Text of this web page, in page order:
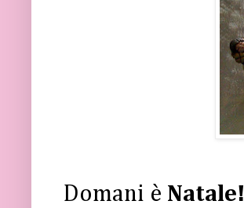
Domani è Natale!